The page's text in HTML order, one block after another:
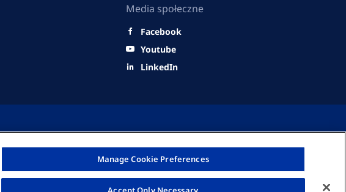
Media społeczne
Facebook
Youtube
LinkedIn
© Fresenius Medical Care Polska S.A. 2026
Manage Cookie Preferences